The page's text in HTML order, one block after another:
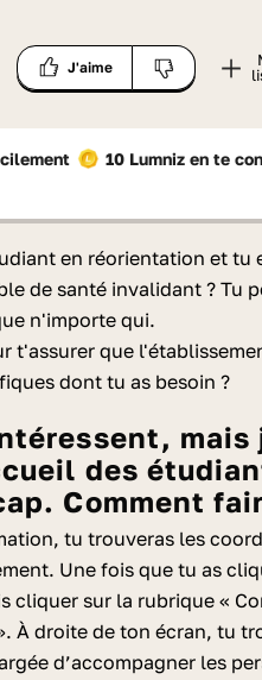
J'aime
10 Lumnizen te
en réorientation et tu
de santé invalidant ? Tu
n'importe qui.
t'assurer que
dont tu as besoin ?
des
Comment
tu trouveras les
Une fois que tu as
cliquer sur la rubrique «
À droite de ton écran, tu
d’accompagner les